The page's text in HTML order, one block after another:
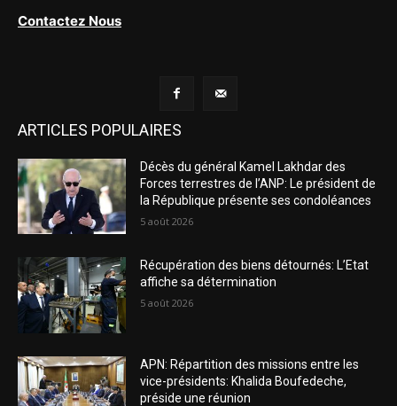
Contactez Nous
ARTICLES POPULAIRES
Décès du général Kamel Lakhdar des
Forces terrestres de l’ANP: Le président de
la République présente ses condoléances
5 août 2026
Récupération des biens détournés: L’Etat
affiche sa détermination
5 août 2026
APN: Répartition des missions entre les
vice-présidents: Khalida Boufedeche,
préside une réunion